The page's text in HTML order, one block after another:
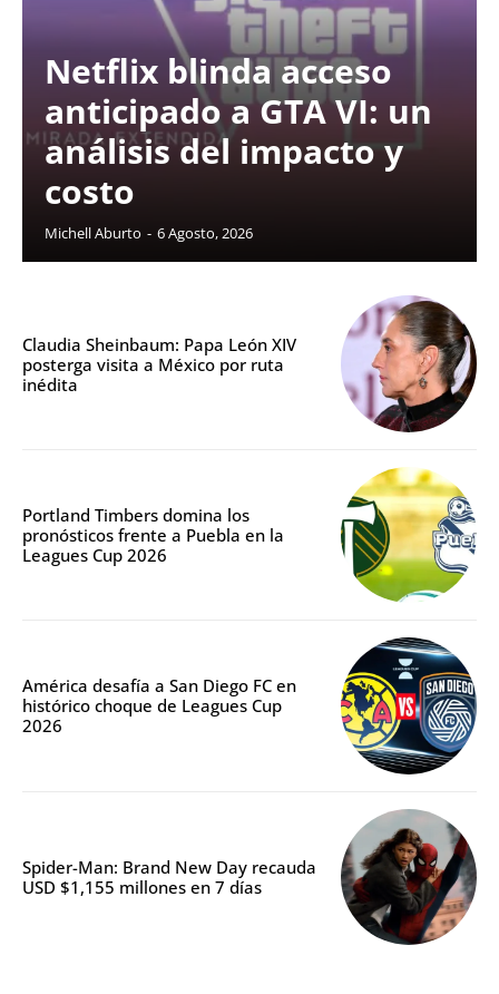
Netflix blinda acceso
anticipado a GTA VI: un
análisis del impacto y
costo
Michell Aburto - 6 Agosto, 2026
Claudia Sheinbaum: Papa León XIV
posterga visita a México por ruta
inédita
Portland Timbers domina los
pronósticos frente a Puebla en la
Leagues Cup 2026
América desafía a San Diego FC en
histórico choque de Leagues Cup
2026
Spider-Man: Brand New Day recauda
USD $1,155 millones en 7 días